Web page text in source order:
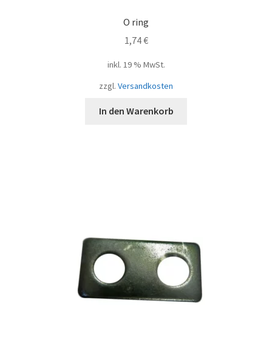
O ring
1,74€
inkl. 19 % MwSt.
zzgl. Versandkosten
In den Warenkorb